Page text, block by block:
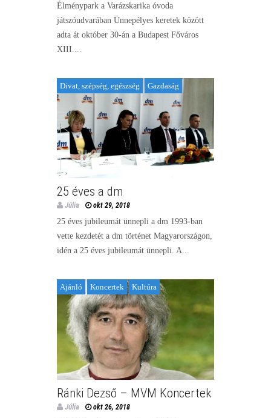
Élménypark a Varázskarika óvoda
játszóudvarában Ünnepélyes keretek között
adta át október 30-án a Budapest Főváros
XIII....
Divat, szépség, egészség Gazdaság
25 éves a dm
Júlia okt 29, 2018
25 éves jubileumát ünnepli a dm 1993-ban
vette kezdetét a dm történet Magyarországon,
idén a 25 éves jubileumát ünnepli. A...
Ajánló Koncertek Kultúra
Ránki Dezső – MVM Koncertek
Júlia okt 26, 2018